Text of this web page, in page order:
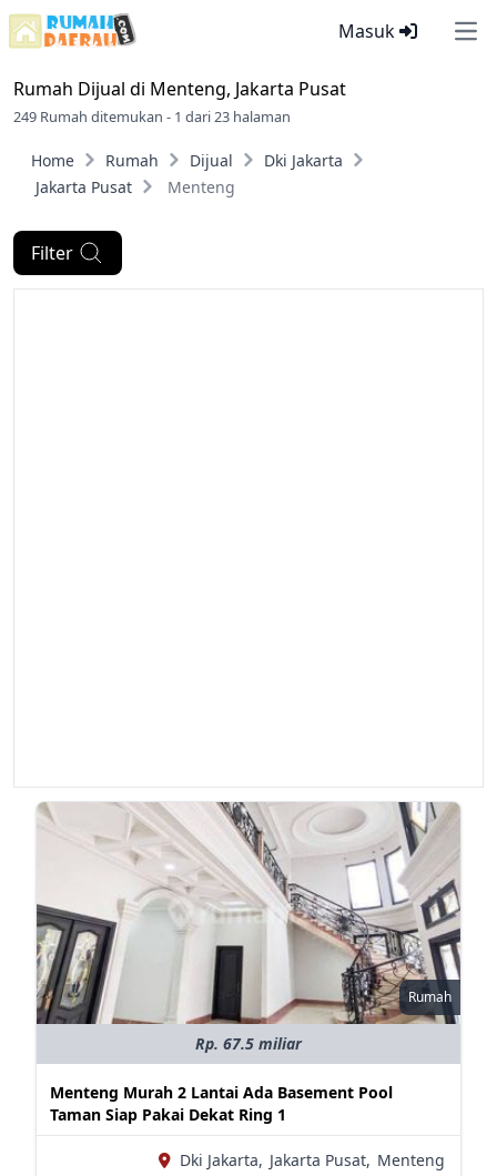
Masuk
Rumah Dijual di Menteng, Jakarta Pusat
249 Rumah ditemukan - 1 dari 23 halaman
Home Rumah Dijual
Dki Jakarta
Jakarta Pusat
Menteng
Filter
Rumah
Rp. 67.5 miliar
Menteng Murah 2 Lantai Ada Basement Pool
Taman Siap Pakai Dekat Ring 1
Dki Jakarta, Jakarta Pusat, Menteng